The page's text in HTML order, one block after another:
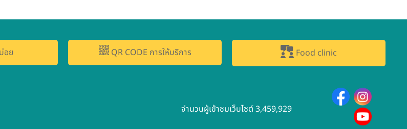
อย QR CODE การให้บริการ Food clinic
จำนวนผู้เข้าชมเว็บไซต์ 3,459,929